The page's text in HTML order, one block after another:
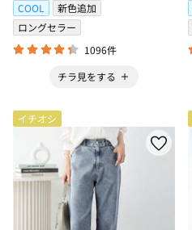
COOL
新色追加
ロングセラー
1096件
チラ見をする
イチオシ